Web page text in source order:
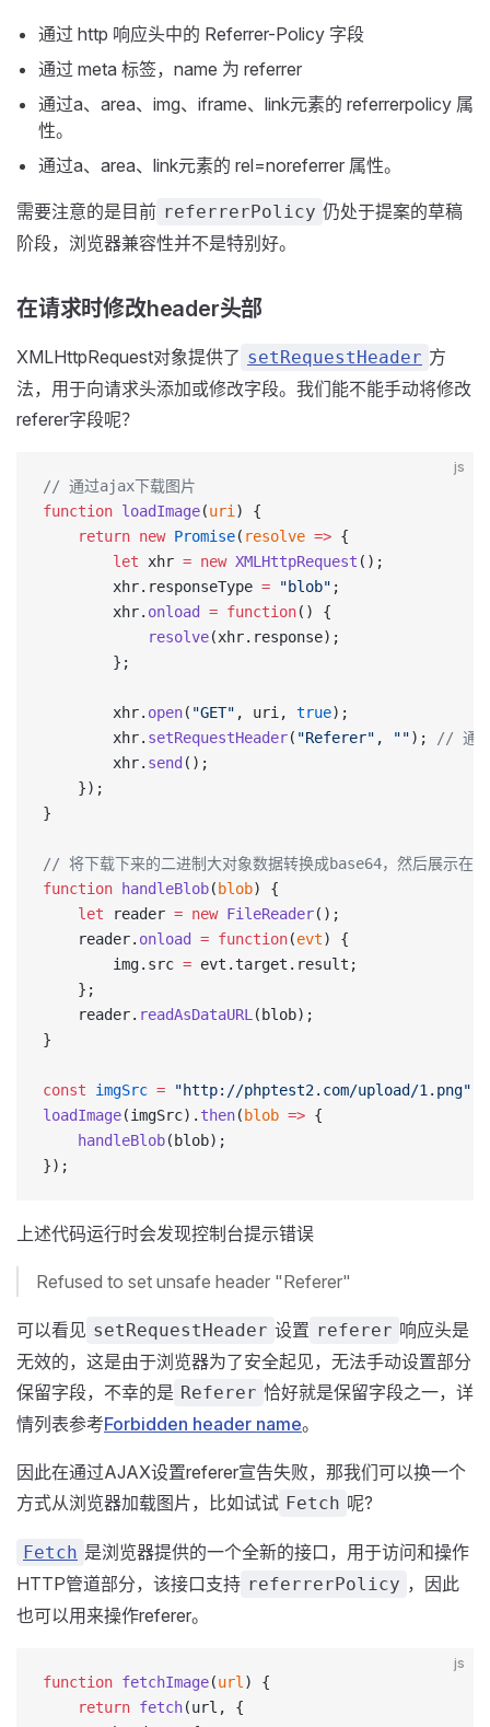
通过 http 响应头中的 Referrer-Policy 字段
通过 meta 标签，name 为 referrer
通过a、area、img、iframe、link元素的 referrerpolicy 属
性。
通过a、area、link元素的 rel=noreferrer 属性。
需要注意的是目前 referrerPolicy 仍处于提案的草稿
阶段，浏览器兼容性并不是特别好。
在请求时修改header头部
XMLHttpRequest对象提供了 setRequestHeader 方
法，用于向请求头添加或修改字段。我们能不能手动将修改
referer字段呢？
js
// 通过ajax下载图片
function loadImage(uri ) {
    return
new Promise( resolve => {
        let
xhr = new XMLHttpRequest ();
        xhr.responseType
= "blob" ;
        xhr.
onload = function() {
            resolve
(xhr.response);
        };
        xhr.
open( "GET" , uri, true);
        xhr.
setRequestHeader( "Referer" , "");
// 通过
        xhr.
send ();
    });
}
// 将下载下来的二进制大对象数据转换成base64，然后展示在
function handleBlob( blob) {
    let
reader = new FileReader();
    reader.
onload = function(evt) {
        img.src
= evt.target.result;
    };
    reader.
readAsDataURL (blob);
}
const imgSrc = "http://phptest2.com/upload/1.png"
loadImage(imgSrc). then( blob => {
    handleBlob
(blob);
});
上述代码运行时会发现控制台提示错误
Refused to set unsafe header "Referer"
可以看见 setRequestHeader 设置 referer 响应头是
无效的，这是由于浏览器为了安全起见，无法手动设置部分
保留字段，不幸的是 Referer 恰好就是保留字段之一，详
情列表参考Forbidden header name。
因此在通过AJAX设置referer宣告失败，那我们可以换一个
方式从浏览器加载图片，比如试试 Fetch 呢?
Fetch 是浏览器提供的一个全新的接口，用于访问和操作
HTTP管道部分，该接口支持 referrerPolicy ，因此
也可以用来操作referer。
js
function fetchImage(url ) {
    return
fetch(url, {